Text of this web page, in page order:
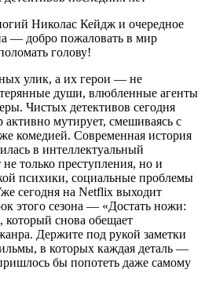
Николас Кейдж и очередное
— добро пожаловать в мир
голову!
улик, а их герои — не
души, влюбленные агенты
Чистых детективов сегодня
мутирует, смешиваясь с
комедией. Современная история
в интеллектуальный
только преступления, но и
психики, социальные проблемы
сегодня на Netflix выходит
этого сезона — «Достать ножи:
снова обещает
Держите под рукой заметки
в которых каждая деталь —
бы попотеть даже самому